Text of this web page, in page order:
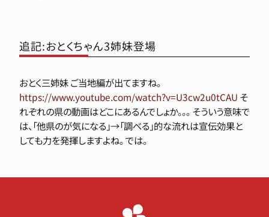
追記:おとくちゃん3姉妹登場
おとく三姉妹 ご当地編が出てますね。
https://www.youtube.com/watch?v=U3cw2u0tCAU そ
れぞれの県の動画はどこにあるんでしょか。。。 そういう意味で
は、「他県のが気になる」→「調べる」的な流れは宣伝効果と
しても力を発揮しますよね。 では。